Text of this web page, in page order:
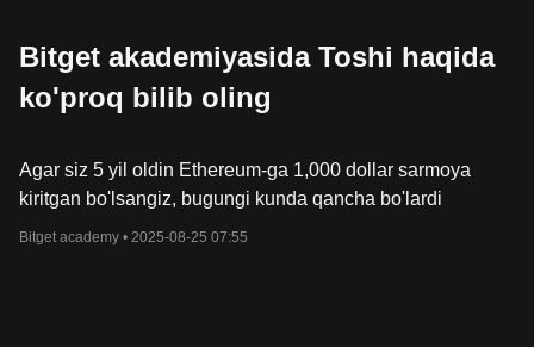
Bitget akademiyasida Toshi haqida
ko'proq bilib oling
Agar siz 5 yil oldin Ethereum-ga 1,000 dollar sarmoya
kiritgan bo'lsangiz, bugungi kunda qancha bo'lardi
Bitget academy • 2025-08-25 07:55